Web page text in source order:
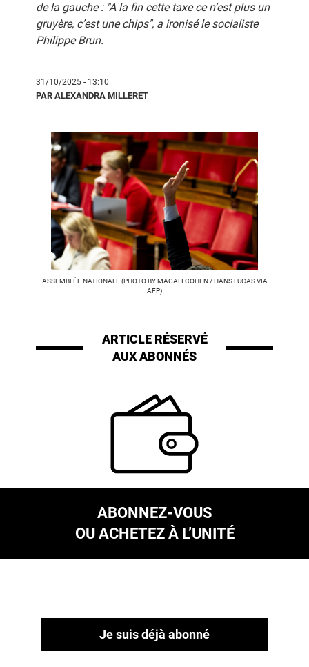
de la gauche : "A la fin cette taxe ce n’est plus un
gruyère, c’est une chips", a ironisé le socialiste
Philippe Brun.
31/10/2025 - 13:10
PAR ALEXANDRA MILLERET
ASSEMBLÉE NATIONALE (PHOTO BY MAGALI COHEN / HANS LUCAS VIA
AFP)
ARTICLE RÉSERVÉ
AUX ABONNÉS
ABONNEZ-VOUS
OU ACHETEZ À L’UNITÉ
Je suis déjà abonné